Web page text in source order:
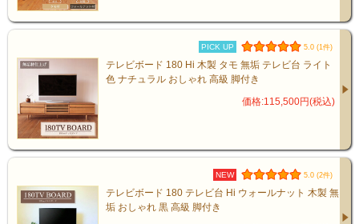
とで、高い耐久性と美しい見た目の両立を
実現しています。
PICK UP 5.0 (1件)
テレビボード 180 Hi 木製 タモ 無垢 テレビ台 ライト
色 ナチュラル おしゃれ 高級 脚付き
価格:115,500円(税込)
NEW 5.0 (2件)
テレビボード 180 テレビ台 Hi ウォールナット 木製 無
垢 おしゃれ 黒 高級 脚付き